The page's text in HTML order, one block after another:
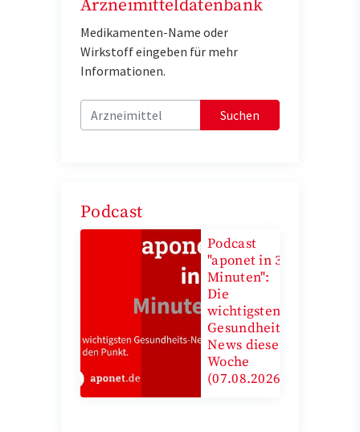
Arzneimitteldatenbank
Medikamenten-Name oder
Wirkstoff eingeben für mehr
Informationen.
Suchen
Podcast
Podcast
"aponet in 3
Minuten":
Die
wichtigsten
Gesundheits-
News diese
Woche
(07.08.2026)